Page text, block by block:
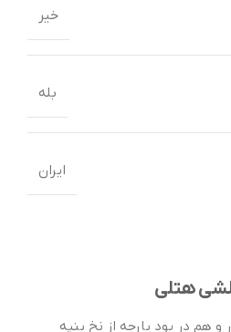
خیر
بله
ایران
هتلی
و هم در پود پارچه از نخ پنپه